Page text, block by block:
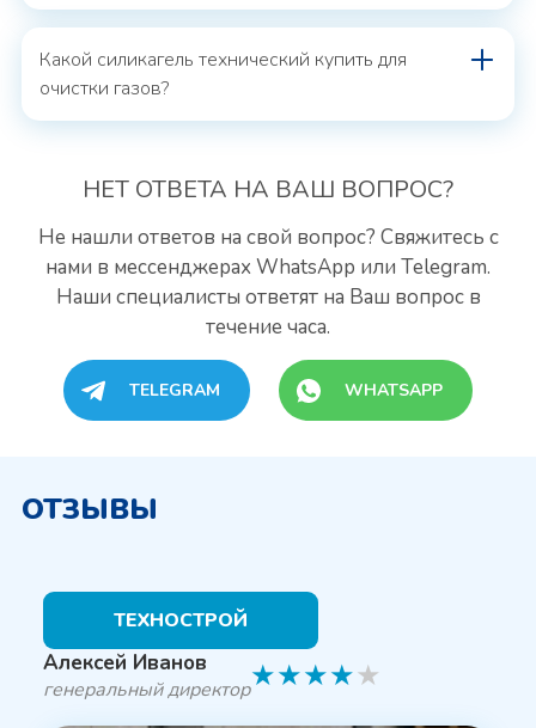
Какой силикагель технический купить для
очистки газов?
НЕТ ОТВЕТА НА ВАШ ВОПРОС?
Не нашли ответов на свой вопрос? Свяжитесь с
нами в мессенджерах WhatsApp или Telegram.
Наши специалисты ответят на Ваш вопрос в
течение часа.
TELEGRAM WHATSAPP
ОТЗЫВЫ
ТЕХНОСТРОЙ
Алексей Иванов
генеральный директор★★★★★